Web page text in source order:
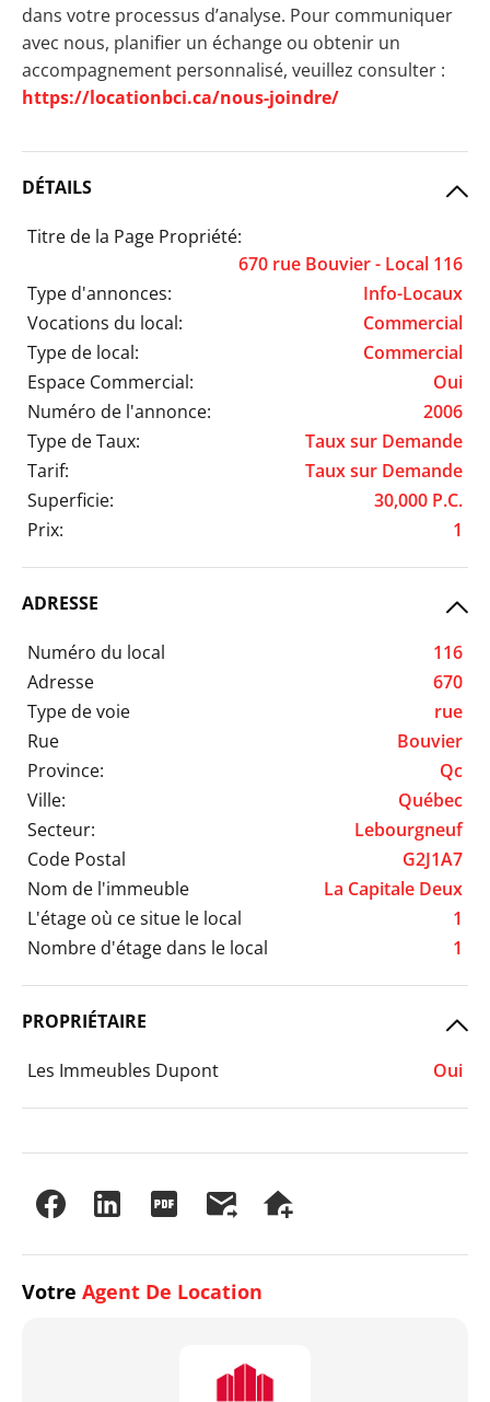
dans votre processus d’analyse. Pour communiquer
avec nous, planifier un échange ou obtenir un
accompagnement personnalisé, veuillez consulter :
https://locationbci.ca/nous-joindre/
DÉTAILS
Titre de la Page Propriété:
670 rue Bouvier - Local 116
Type d'annonces:
Info-Locaux
Vocations du local:
Commercial
Type de local:
Commercial
Espace Commercial:
Oui
Numéro de l'annonce:
2006
Type de Taux:
Taux sur Demande
Tarif:
Taux sur Demande
Superficie:
30,000 P.C.
Prix:
1
ADRESSE
Numéro du local
116
Adresse
670
Type de voie
rue
Rue
Bouvier
Province:
Qc
Ville:
Québec
Secteur:
Lebourgneuf
Code Postal
G2J1A7
Nom de l'immeuble
La Capitale Deux
L'étage où ce situe le local
1
Nombre d'étage dans le local
1
PROPRIÉTAIRE
Les Immeubles Dupont Oui
Votre Agent De Location